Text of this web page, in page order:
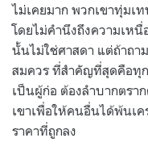
ไม่เคยมาก พวกเขาทุ่มเ
โดยไม่คำนึงถึงความเห
นั้นไม่ใช่ศาสดา แต่ถ้าถา
สมควร ที่สำคัญที่สุดคือทุ
เป็นผู้ก่อ ต้องลำบากตรา
เขาเพื่อให้คนอื่นได้พ้นเ
ราคาที่ถูกลง